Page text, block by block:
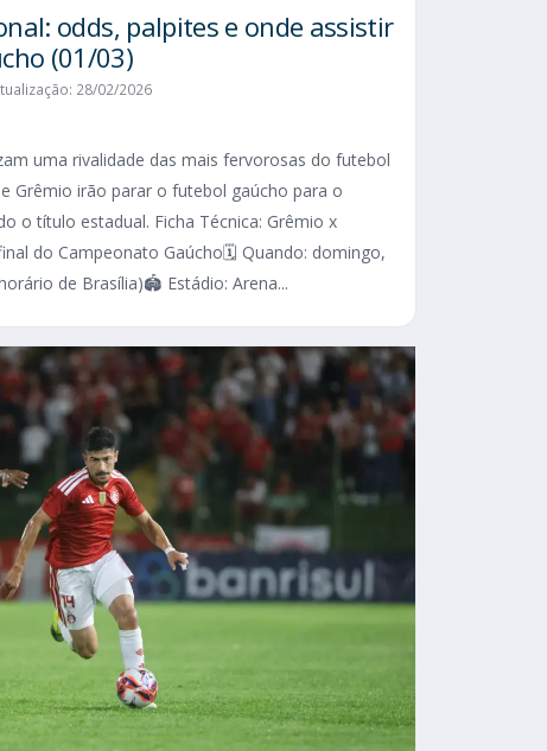
odds, palpites e onde assistir
(01/03)
28/02/2026
uma rivalidade das mais fervorosas do futebol
Grêmio irão parar o futebol gaúcho para o
o título estadual. Ficha Técnica: Grêmio x
do Campeonato Gaúcho🗓️ Quando: domingo,
de Brasília)🏟️ Estádio: Arena...